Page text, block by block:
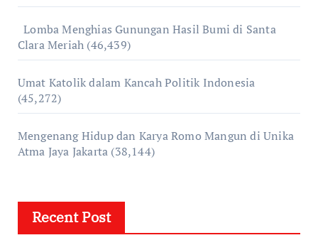
Lomba Menghias Gunungan Hasil Bumi di Santa
Clara Meriah (46,439)
Umat Katolik dalam Kancah Politik Indonesia
(45,272)
Mengenang Hidup dan Karya Romo Mangun di Unika
Atma Jaya Jakarta (38,144)
Recent Post